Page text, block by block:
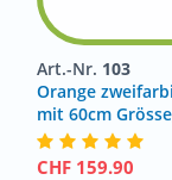
Art.-Nr. 103
Orange
mit 60cm
CHF 159.90